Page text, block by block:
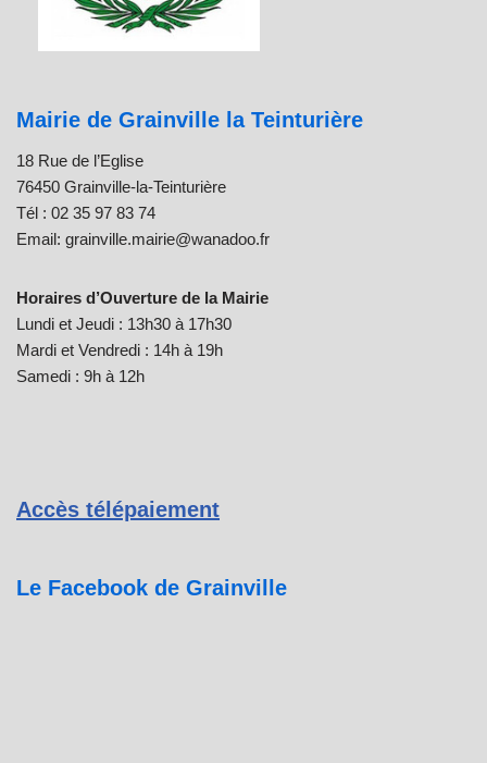
Mairie de Grainville la Teinturière
18 Rue de l’Eglise
76450 Grainville-la-Teinturière
Tél : 02 35 97 83 74
Email: grainville.mairie@wanadoo.fr
Horaires d’Ouverture de la Mairie
Lundi et Jeudi : 13h30 à 17h30
Mardi et Vendredi : 14h à 19h
Samedi : 9h à 12h
Accès télépaiement
Le Facebook de Grainville